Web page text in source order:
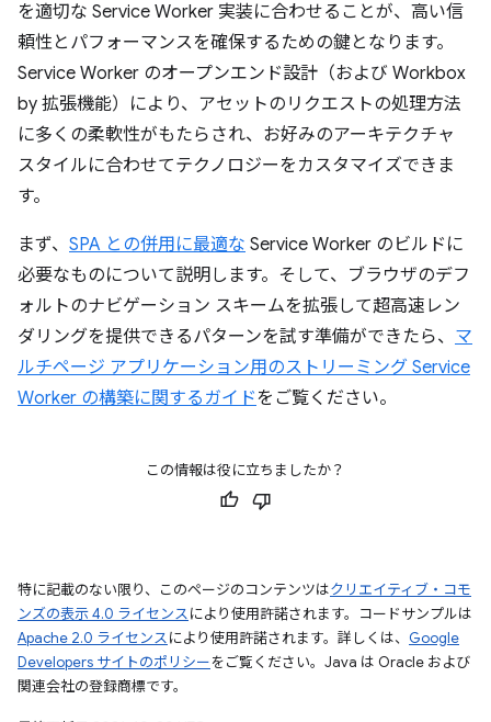
を適切な Service Worker 実装に合わせることが、高い信
頼性とパフォーマンスを確保するための鍵となります。
Service Worker のオープンエンド設計（および Workbox
by 拡張機能）により、アセットのリクエストの処理方法
に多くの柔軟性がもたらされ、お好みのアーキテクチャ
スタイルに合わせてテクノロジーをカスタマイズできま
す。
まず、 SPA との併用に最適な Service Worker のビルドに
必要なものについて説明します。そして、ブラウザのデフ
ォルトのナビゲーション スキームを拡張して超高速レン
ダリングを提供できるパターンを試す準備ができたら、 マ
ルチページ アプリケーション用のストリーミング Service
Worker の構築に関するガイドをご覧ください。
この情報は役に立ちましたか？
特に記載のない限り、このページのコンテンツはクリエイティブ・コモ
ンズの表示 4.0 ライセンスにより使用許諾されます。コードサンプルは
Apache 2.0 ライセンスにより使用許諾されます。詳しくは、 Google
Developers サイトのポリシーをご覧ください。Java は Oracle および
関連会社の登録商標です。